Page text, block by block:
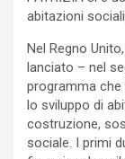
abitazioni
Nel Regno Unito,
lanciato – nel
programma che
lo sviluppo di
costruzione,
sociale. I primi